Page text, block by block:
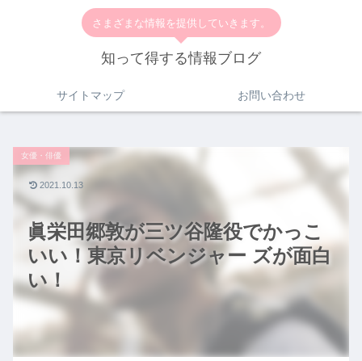
さまざまな情報を提供していきます。
知って得する情報ブログ
サイトマップ お問い合わせ
眞栄田郷敦が三ツ谷隆役でかっこ
いい！東京リベンジャー ズが面白
い！
女優・俳優
2021.10.13